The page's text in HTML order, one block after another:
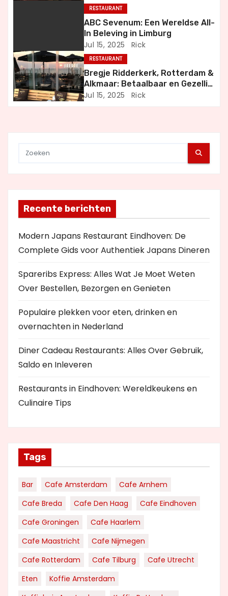
a
t
i
RESTAURANT
ABC Sevenum: Een Wereldse All-
In Beleving in Limburg
Jul 15, 2025 Rick
RESTAURANT
Bregje Ridderkerk, Rotterdam &
Alkmaar: Betaalbaar en Gezellig
Uit Eten
Jul 15, 2025 Rick
Recente berichten
Modern Japans Restaurant Eindhoven: De
Complete Gids voor Authentiek Japans Dineren
Spareribs Express: Alles Wat Je Moet Weten
Over Bestellen, Bezorgen en Genieten
Populaire plekken voor eten, drinken en
overnachten in Nederland
Diner Cadeau Restaurants: Alles Over Gebruik,
Saldo en Inleveren
Restaurants in Eindhoven: Wereldkeukens en
Culinaire Tips
Tags
Bar Cafe Amsterdam
Cafe Arnhem
Cafe Breda
Cafe Den Haag
Cafe Eindhoven
Cafe Groningen
Cafe Haarlem
Cafe Maastricht
Cafe Nijmegen
Cafe Rotterdam
Cafe Tilburg
Cafe Utrecht
Eten
Koffie Amsterdam